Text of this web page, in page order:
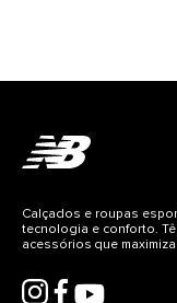
Calçados e roupas
tecnologia e conforto.
acessórios que